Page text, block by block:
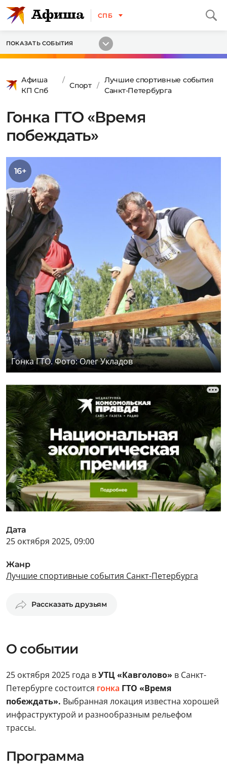
СПБ
ПОКАЗАТЬ СОБЫТИЯ
Афиша
КП Спб
Спорт
Лучшие спортивные события
Санкт-Петербурга
Гонка ГТО «Время
побеждать»
16+
Гонка ГТО. Фото: Олег Укладов
Дата
25 октября 2025, 09:00
Жанр
Лучшие спортивные события Санкт-Петербурга
Рассказать друзьям
О событии
25 октября 2025 года вУТЦ «Кавголово» в Санкт-
Петербурге состоится гонка ГТО «Время
побеждать». Выбранная локация известна хорошей
инфраструктурой и разнообразным рельефом
трассы.
Программа